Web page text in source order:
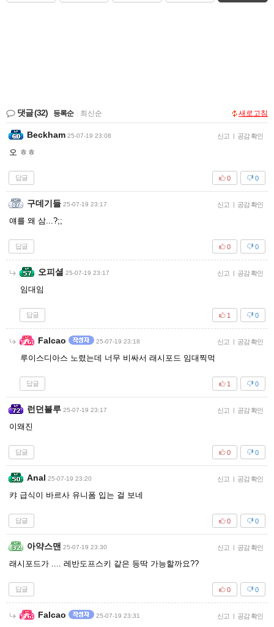
댓글(32) 등록순 최신순 새로고침
Beckham 25-07-19 23:08 신고 | 공감 확인
오 ㅎㅎ
답글 0
0
구데기들 25-07-19 23:17 신고 | 공감 확인
얘를 왜 삼...?;;
답글 0
0
오피셜 25-07-19 23:17 신고 | 공감 확인
임대임
답글 0
1
Falcao 25-07-19 23:18 신고 | 공감 확인
루이스디아스 노렸는데 너무 비싸서 래시포드 임대찍먹
답글 0
1
런던블루 25-07-19 23:17 신고 | 공감 확인
이왜진
답글 0
0
Anal 25-07-19 23:20 신고 | 공감 확인
캬 급식이 바르사 유니폼 입는 걸 보네
답글 0
0
아약스맨 25-07-19 23:30 신고 | 공감 확인
래시포드가 .... 레반도프스키 같은 등딱 가능할까요??
답글 0
0
Falcao 25-07-19 23:31 신고 | 공감 확인